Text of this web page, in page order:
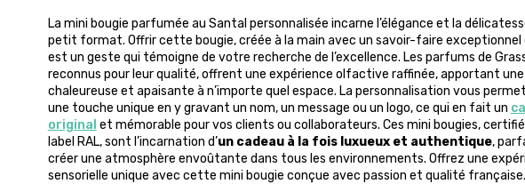
La mini bougie parfumée au Santal personnalisée incarne l’élégance et la
petit format. Offrir cette bougie, créée à la main avec un savoir-faire exceptionnel
est un geste qui témoigne de votre recherche de l’excellence. Les parfums de
reconnus pour leur qualité, offrent une expérience olfactive raffinée, apportant
chaleureuse et apaisante à n’importe quel espace. La personnalisation vous
une touche unique en y gravant un nom, un message ou un logo, ce qui en fait un
original et mémorable pour vos clients ou collaborateurs. Ces mini bougies,
label RAL, sont l’incarnation d’un cadeau à la fois luxueux et authentique,
créer une atmosphère envoûtante dans tous les environnements. Offrez une
sensorielle unique avec cette mini bougie conçue avec passion et qualité française.